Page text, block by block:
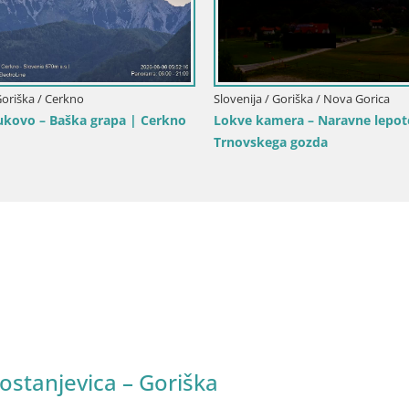
Gorici
na Šempeter
Slovenija / Goriška / Nova Gorica
Grad Kromberk – Nova Gorica
– Goriška